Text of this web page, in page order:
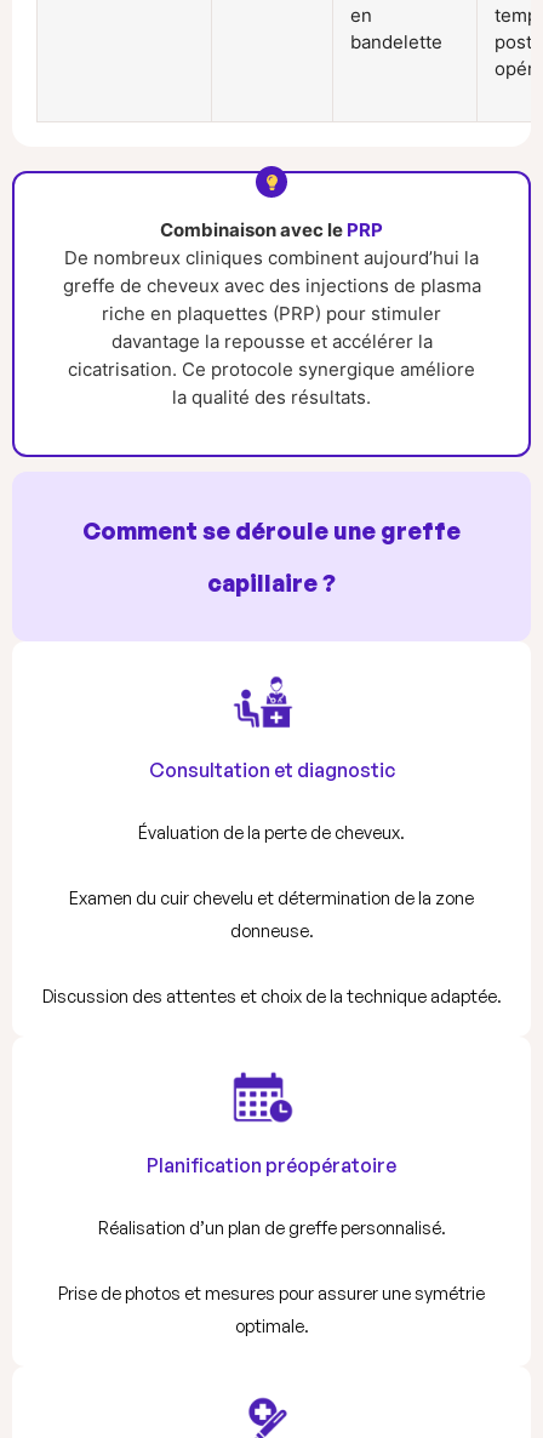
en
bandelette
post-
Combinaison avec le PRP
De nombreux cliniques combinent aujourd’hui la
greffe de cheveux avec des injections de plasma
riche en plaquettes (PRP) pour stimuler
davantage la repousse et accélérer la
cicatrisation. Ce protocole synergique améliore
la qualité des résultats.
Comment se déroule une greffe
capillaire ?
Consultation et diagnostic
Évaluation de la perte de cheveux.
Examen du cuir chevelu et détermination de la zone
donneuse.
Discussion des attentes et choix de la technique adaptée.
Planification préopératoire
Réalisation d’un plan de greffe personnalisé.
Prise de photos et mesures pour assurer une symétrie
optimale.